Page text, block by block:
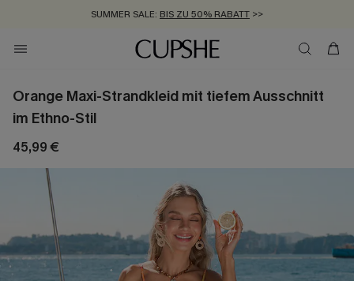
SUMMER SALE: BIS ZU 50% RABATT >>
ZUM NEWSLETTER:BIS ZU -20% EXTRA ERHALTEN
KOSTENLOSER VERSAND AB 89 €
Orange Maxi-Strandkleid mit tiefem Ausschnitt
im Ethno-Stil
45,99 €